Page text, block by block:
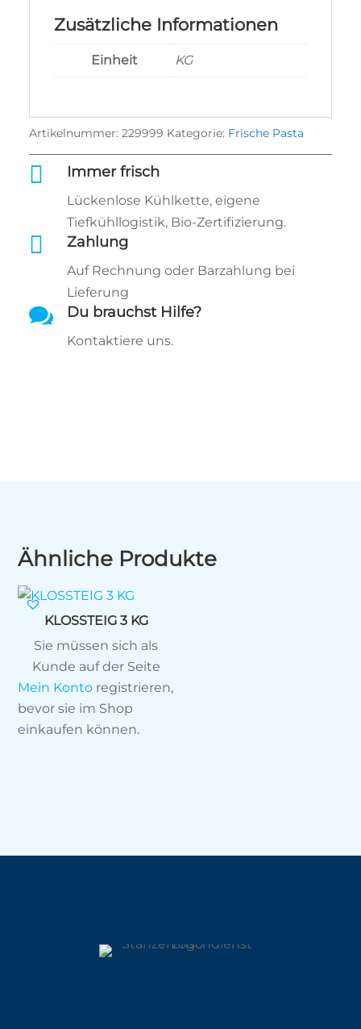
Zusätzliche Informationen
Einheit KG
Artikelnummer: 229999 Kategorie: Frische Pasta
 Immer frisch
Lückenlose Kühlkette, eigene
Tiefkühllogistik, Bio‑Zertifizierung.
 Zahlung
Auf Rechnung oder Barzahlung bei
Lieferung
 Du brauchst Hilfe?
Kontaktiere uns.
Ähnliche Produkte
KLOSSTEIG 3 KG
Sie müssen sich als
Kunde auf der Seite
Mein Konto registrieren,
bevor sie im Shop
einkaufen können.